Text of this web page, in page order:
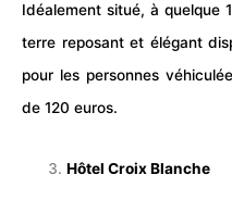
Idéalement situé, à quelque
terre reposant et élégant
pour les personnes
de 120 euros.
Hôtel Croix Blanche